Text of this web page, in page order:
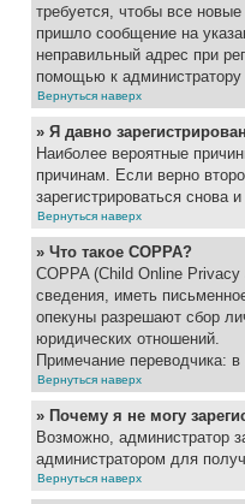
требуется, чтобы все
пришло сообщение на
неправильный адрес при
помощью к
Вернуться наверх
» Я давно
Наиболее вероятные
причинам. Если верно
зарегистрироваться снова
Вернуться наверх
» Что такое COPPA?
COPPA (Child Online
сведения, иметь
опекуны разрешают сбор
юридических отношений.
Примечание переводчика:
Вернуться наверх
» Почему я не могу
Возможно, администратор
администратором для
Вернуться наверх